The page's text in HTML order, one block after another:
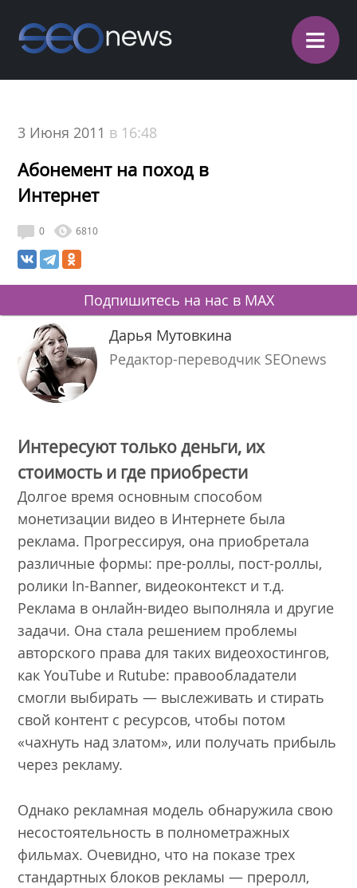
≡
3 Июня 2011 в 16:48
Абонемент на поход в
Интернет
0 6810
Подпишитесь на нас в MAX
Дарья Мутовкина
Редактор-переводчик SEOnews
Интересуют только деньги, их
стоимость и где приобрести
Долгое время основным способом
монетизации видео в Интернете была
реклама. Прогрессируя, она приобретала
различные формы: пре-роллы, пост-роллы,
ролики In-Banner, видеоконтекст и т.д.
Реклама в онлайн-видео выполняла и другие
задачи. Она стала решением проблемы
авторского права для таких видеохостингов,
как YouTube и Rutube: правообладатели
смогли выбирать — выслеживать и стирать
свой контент с ресурсов, чтобы потом
«чахнуть над златом», или получать прибыль
через рекламу.
Однако рекламная модель обнаружила свою
несостоятельность в полнометражных
фильмах. Очевидно, что на показе трех
стандартных блоков рекламы — преролл,